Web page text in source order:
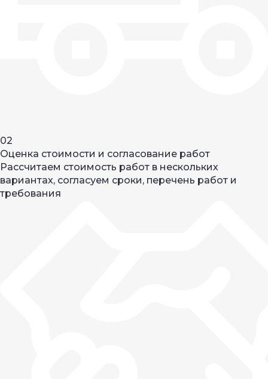
02
Оценка стоимости и согласование работ
Рассчитаем стоимость работ в нескольких
вариантах, согласуем сроки, перечень работ и
требования